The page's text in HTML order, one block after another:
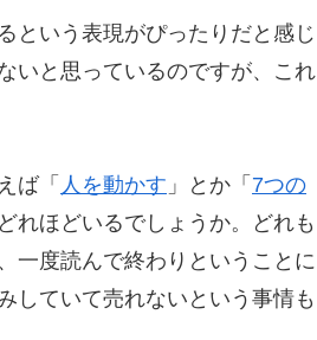
という表現がぴったりだと感じ
いと思っているのですが、これ
ば「 人を動かす 」とか「 7つの
れほどいるでしょうか。どれも
一度読んで終わりということに
していて売れないという事情も